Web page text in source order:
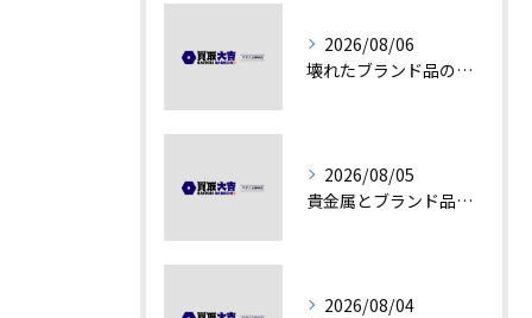
2026/08/06
壊れたブランド品の価値を見極める技術とは
2026/08/05
貴金属とブランド品の価値変動を見極める方法
2026/08/04